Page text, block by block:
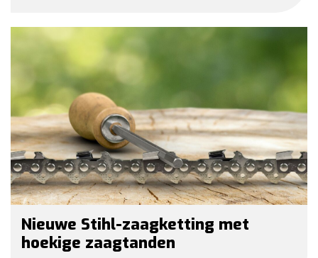
Nieuwe Stihl-zaagketting met
hoekige zaagtanden